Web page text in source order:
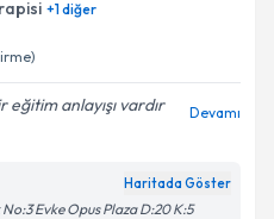
+1diğer
anlayışı vardır
Devamı
Haritada Göster
Evke Opus Plaza D:20 K:5